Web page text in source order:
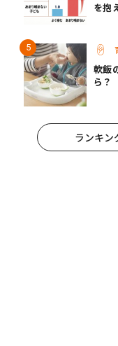
を抱
軟飯
ら？
ランキン